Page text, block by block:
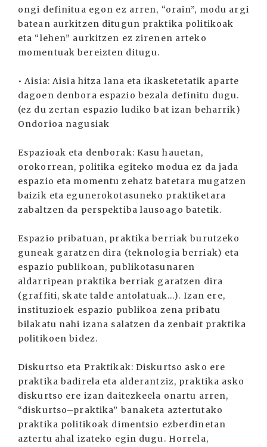
ongi definitua egon ez arren, “orain”, modu argi
batean aurkitzen ditugun praktika politikoak
eta “lehen” aurkitzen ez zirenen arteko
momentuak bereizten ditugu.
• Aisia: Aisia hitza lana eta ikasketetatik aparte
dagoen denbora espazio bezala definitu dugu.
(ez du zertan espazio ludiko bat izan beharrik)
Ondorioa nagusiak
Espazioak eta denborak: Kasu hauetan,
orokorrean, politika egiteko modua ez da jada
espazio eta momentu zehatz batetara mugatzen
baizik eta egunerokotasuneko praktiketara
zabaltzen da perspektiba lausoago batetik.
Espazio pribatuan, praktika berriak burutzeko
guneak garatzen dira (teknologia berriak) eta
espazio publikoan, publikotasunaren
aldarripean praktika berriak garatzen dira
(graffiti, skate talde antolatuak...). Izan ere,
instituzioek espazio publikoa zena pribatu
bilakatu nahi izana salatzen da zenbait praktika
politikoen bidez.
Diskurtso eta Praktikak: Diskurtso asko ere
praktika badirela eta alderantziz, praktika asko
diskurtso ere izan daitezkeela onartu arren,
“diskurtso–praktika” banaketa aztertutako
praktika politikoak dimentsio ezberdinetan
aztertu ahal izateko egin dugu. Horrela,